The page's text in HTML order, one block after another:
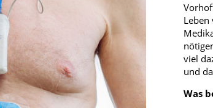
Leben
viel
und
Was